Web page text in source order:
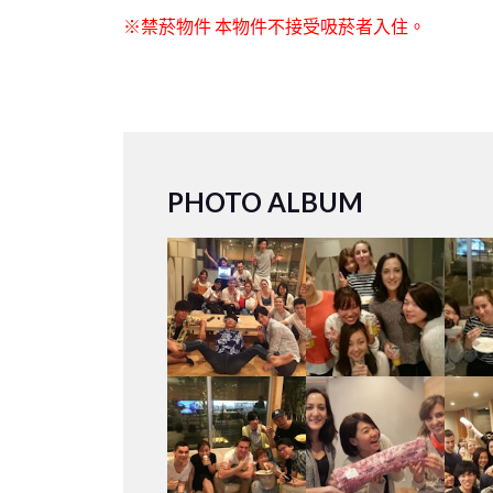
※禁菸物件 本物件不接受吸菸者入住。
PHOTO ALBUM